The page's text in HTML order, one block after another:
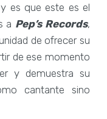
es que este es el
a Pep’s Records,
de ofrecer su
de ese momento
y demuestra su
cantante sino